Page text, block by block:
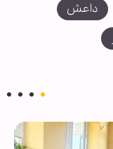
داعش